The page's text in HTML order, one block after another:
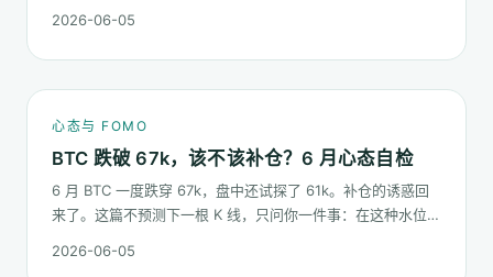
2026-06-05
心态与 FOMO
BTC 跌破 67k，该不该补仓？6 月心态自检
6 月 BTC 一度跌穿 67k，盘中还试探了 61k。补仓的诱惑回
来了。这篇不预测下一根 K 线，只问你一件事：在这种水位面
2026-06-05